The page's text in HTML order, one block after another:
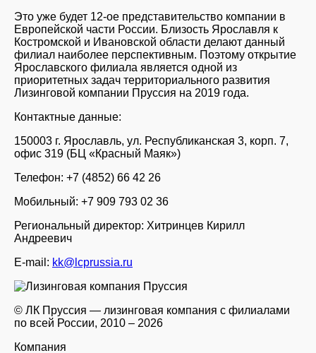
Это уже будет 12-ое представительство компании в
Европейской части России. Близость Ярославля к
Костромской и Ивановской области делают данный
филиал наиболее перспективным. Поэтому открытие
Ярославского филиала является одной из
приоритетных задач территориального развития
Лизинговой компании Пруссия на 2019 года.
Контактные данные:
150003 г. Ярославль, ул. Республиканская 3, корп. 7,
офис 319 (БЦ «Красный Маяк»)
Телефон: +7 (4852) 66 42 26
Мобильный: +7 909 793 02 36
Региональный директор: Хитринцев Кирилл
Андреевич
E-mail: kk@lcprussia.ru
© ЛК Пруссия — лизинговая компания с филиалами
по всей России, 2010 – 2026
Компания